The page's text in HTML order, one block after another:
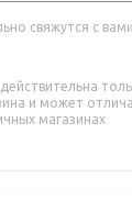
свяжутся с
и может
магазинах